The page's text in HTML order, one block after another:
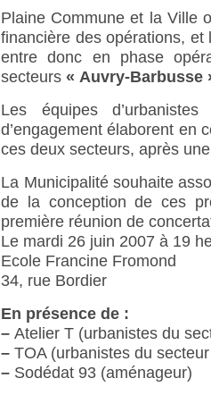
Plaine Commune et la Ville
financière des opérations,
entre donc en phase
secteurs« Auvry-Barbusse
Les équipes
d’engagement élaborent en
ces deux secteurs, après
La Municipalité souhaite
de la conception de ces
première réunion de
Le mardi 26 juin 2007 à 19
Ecole Francine Fromond
34, rue Bordier
En présence de :
– Atelier T (urbanistes du
– TOA (urbanistes du
– Sodédat 93 (aménageur)